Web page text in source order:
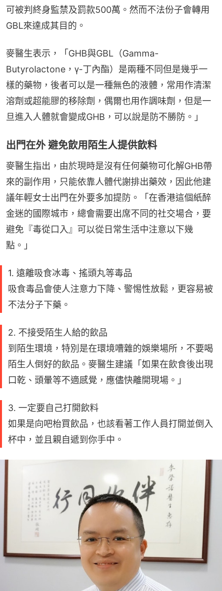
可被判終身監禁及罰款500萬。然而不法份子會轉用
GBL來達成其目的。
麥醫生表示，「GHB與GBL（Gamma-
Butyrolactone，γ-丁內酯）是兩種不同但是幾乎一
樣的藥物，後者可以是一種無色的液體，常用作清潔
溶劑或超能膠的移除劑，偶爾也用作調味劑，但是一
旦進入人體就會變成GHB，可以說是防不勝防。」
出門在外 避免飲用陌生人提供飲料
麥醫生指出，由於現時是沒有任何藥物可化解GHB帶
來的副作用，只能依靠人體代謝排出藥效，因此他建
議年輕女士出門在外要多加提防。「在香港這個紙醉
金迷的國際城市，總會需要出席不同的社交場合，要
避免『毒從口入』可以從日常生活中注意以下幾
點。」
1. 遠離吸食冰毒、搖頭丸等毒品
吸食毒品會使人注意力下降、警惕性放鬆，更容易被
不法分子下藥。
2. 不接受陌生人給的飲品
到陌生環境，特別是在環境嘈雜的娛樂場所，不要喝
陌生人倒好的飲品。麥醫生建議「如果在飲食後出現
口乾、頭暈等不適感覺，應儘快離開現場。」
3. 一定要自己打開飲料
如果是向吧枱買飲品，也該看著工作人員打開並倒入
杯中，並且親自遞到你手中。